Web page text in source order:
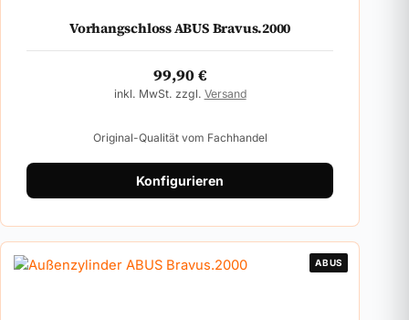
Vorhangschloss ABUS Bravus.2000
99,90€
inkl. MwSt. zzgl. Versand
Original-Qualität vom Fachhandel
Konfigurieren
ABUS